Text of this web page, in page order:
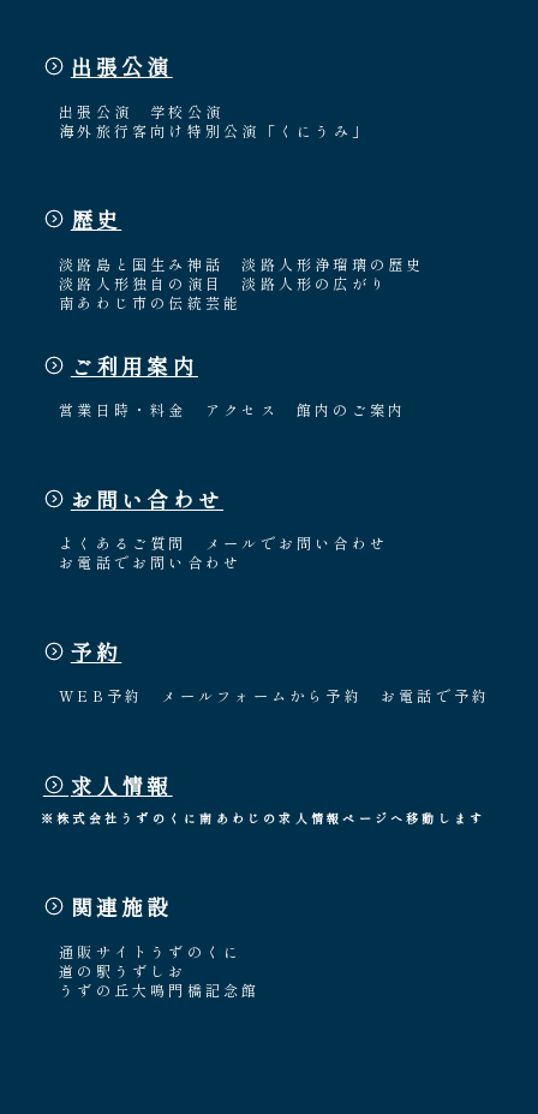
出張公演
出張公演
学校公演
海外旅行客向け特別公演「くにうみ」
歴史
淡路島と国生み神話
淡路人形浄瑠璃の歴史
淡路人形独自の演目
淡路人形の広がり
南あわじ市の伝統芸能
ご利用案内
営業日時・料金 アクセス 館内のご案内
お問い合わせ
よくあるご質問
メールでお問い合わせ
お電話でお問い合わせ
予約
WEB予約 メールフォームから予約 お電話で予約
求人情報
※株式会社うずのくに南あわじの求人情報ページへ移動します
関連施設
通販サイトうずのくに
道の駅うずしお
うずの丘大鳴門橋記念館